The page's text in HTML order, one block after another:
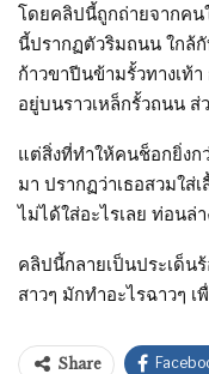
โดยคลิปนี้ถูกถ่ายจากค
นี้ปรากฏตัวริมถนน ใกล้
ก้าวขาปีนข้ามรั้วทางเท้
อยู่บนราวเหล็กรั้วถนน
แต่สิ่งที่ทำให้คนช็อกยิ่ง
มา ปรากฏว่าเธอสวมใส่
ไม่ได้ใส่อะไรเลย ท่อนล่
คลิปนี้กลายเป็นประเด็น
สาวๆ มักทำอะไรฉาวๆ เ
Share